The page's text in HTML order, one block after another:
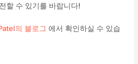
할 수 있기를 바랍니다!
의 블로그 에서 확인하실 수 있습